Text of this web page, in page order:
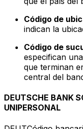
Código de
indican la
Código de
especifican
que terminan
central del
DEUTSCHE BANK
UNIPERSONAL